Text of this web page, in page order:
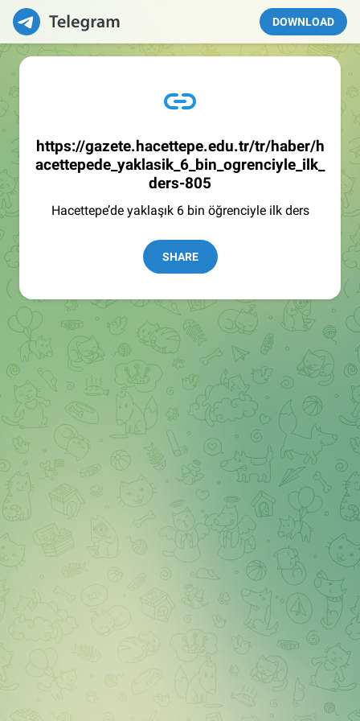
DOWNLOAD
https://gazete.hacettepe.edu.tr/tr/haber/h
acettepede_yaklasik_6_bin_ogrenciyle_ilk_
ders-805
Hacettepe’de yaklaşık 6 bin öğrenciyle ilk ders
SHARE